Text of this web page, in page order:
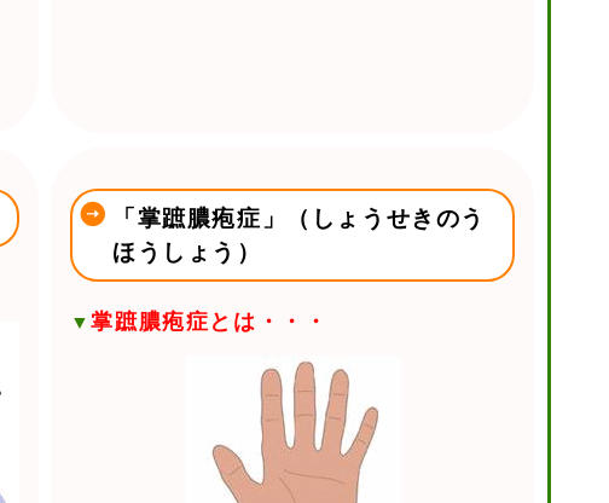
「掌蹠膿疱症」（しょうせきのう
ほうしょう）
▼掌蹠膿疱症とは・・・